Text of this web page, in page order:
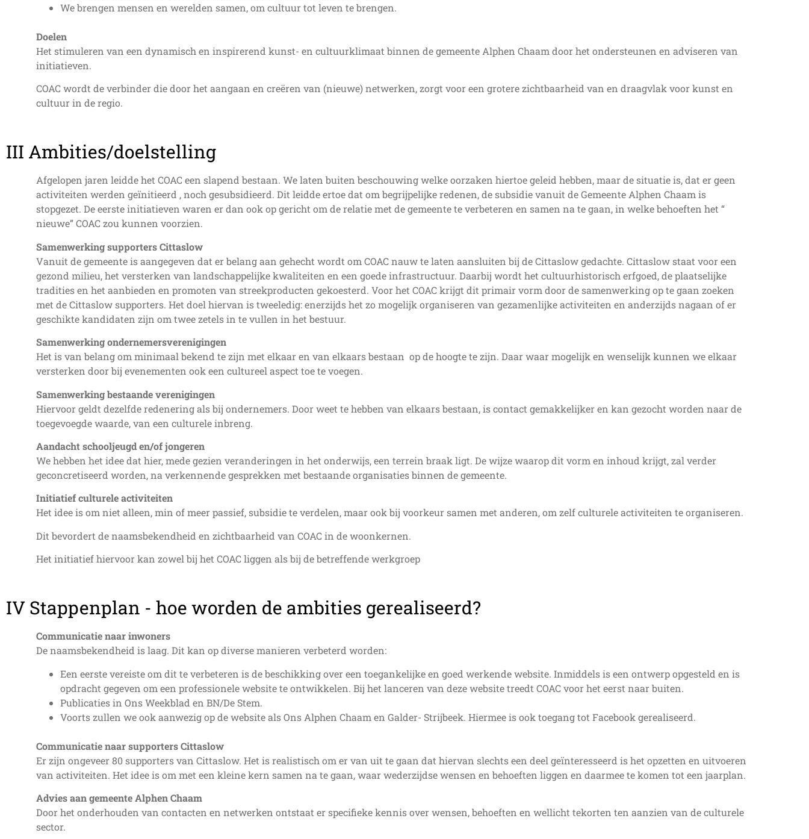
We brengen mensen en werelden samen, om cultuur tot leven te brengen.
Doelen
Het stimuleren van een dynamisch en inspirerend kunst- en cultuurklimaat binnen de gemeente Alphen Chaam door het ondersteunen en adviseren van
initiatieven.
COAC wordt de verbinder die door het aangaan en creëren van (nieuwe) netwerken, zorgt voor een grotere zichtbaarheid van en draagvlak voor kunst en
cultuur in de regio.
III Ambities/doelstelling
Afgelopen jaren leidde het COAC een slapend bestaan. We laten buiten beschouwing welke oorzaken hiertoe geleid hebben, maar de situatie is, dat er geen
activiteiten werden geïnitieerd , noch gesubsidieerd. Dit leidde ertoe dat om begrijpelijke redenen, de subsidie vanuit de Gemeente Alphen Chaam is
stopgezet. De eerste initiatieven waren er dan ook op gericht om de relatie met de gemeente te verbeteren en samen na te gaan, in welke behoeften het “
nieuwe” COAC zou kunnen voorzien.
Samenwerking supporters Cittaslow
Vanuit de gemeente is aangegeven dat er belang aan gehecht wordt om COAC nauw te laten aansluiten bij de Cittaslow gedachte. Cittaslow staat voor een
gezond milieu, het versterken van landschappelijke kwaliteiten en een goede infrastructuur. Daarbij wordt het cultuurhistorisch erfgoed, de plaatselijke
tradities en het aanbieden en promoten van streekproducten gekoesterd. Voor het COAC krijgt dit primair vorm door de samenwerking op te gaan zoeken
met de Cittaslow supporters. Het doel hiervan is tweeledig: enerzijds het zo mogelijk organiseren van gezamenlijke activiteiten en anderzijds nagaan of er
geschikte kandidaten zijn om twee zetels in te vullen in het bestuur.
Samenwerking ondernemersverenigingen
Het is van belang om minimaal bekend te zijn met elkaar en van elkaars bestaan op de hoogte te zijn. Daar waar mogelijk en wenselijk kunnen we elkaar
versterken door bij evenementen ook een cultureel aspect toe te voegen.
Samenwerking bestaande verenigingen
Hiervoor geldt dezelfde redenering als bij ondernemers. Door weet te hebben van elkaars bestaan, is contact gemakkelijker en kan gezocht worden naar de
toegevoegde waarde, van een culturele inbreng.
Aandacht schooljeugd en/of jongeren
We hebben het idee dat hier, mede gezien veranderingen in het onderwijs, een terrein braak ligt. De wijze waarop dit vorm en inhoud krijgt, zal verder
geconcretiseerd worden, na verkennende gesprekken met bestaande organisaties binnen de gemeente.
Initiatief culturele activiteiten
Het idee is om niet alleen, min of meer passief, subsidie te verdelen, maar ook bij voorkeur samen met anderen, om zelf culturele activiteiten te organiseren.
Dit bevordert de naamsbekendheid en zichtbaarheid van COAC in de woonkernen.
Het initiatief hiervoor kan zowel bij het COAC liggen als bij de betreffende werkgroep
IV Stappenplan - hoe worden de ambities gerealiseerd?
Communicatie naar inwoners
De naamsbekendheid is laag. Dit kan op diverse manieren verbeterd worden:
Een eerste vereiste om dit te verbeteren is de beschikking over een toegankelijke en goed werkende website. Inmiddels is een ontwerp opgesteld en is
opdracht gegeven om een professionele website te ontwikkelen. Bij het lanceren van deze website treedt COAC voor het eerst naar buiten.
Publicaties in Ons Weekblad en BN/De Stem.
Voorts zullen we ook aanwezig op de website als Ons Alphen Chaam en Galder- Strijbeek. Hiermee is ook toegang tot Facebook gerealiseerd.
Communicatie naar supporters Cittaslow
Er zijn ongeveer 80 supporters van Cittaslow. Het is realistisch om er van uit te gaan dat hiervan slechts een deel geïnteresseerd is het opzetten en uitvoeren
van activiteiten. Het idee is om met een kleine kern samen na te gaan, waar wederzijdse wensen en behoeften liggen en daarmee te komen tot een jaarplan.
Advies aan gemeente Alphen Chaam
Door het onderhouden van contacten en netwerken ontstaat er specifieke kennis over wensen, behoeften en wellicht tekorten ten aanzien van de culturele
sector.